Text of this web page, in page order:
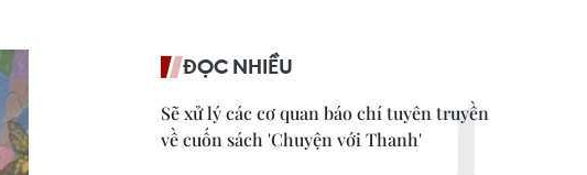
ĐỌC NHIỀU
Sẽ xử lý các cơ quan báo chí tuyên truyền
về cuốn sách 'Chuyện với Thanh'